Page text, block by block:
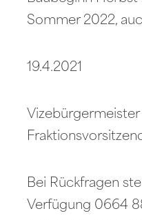
Sommer 2022,
19.4.2021
Vizebürgermeister
Bei Rückfragen
Verfügung 0664